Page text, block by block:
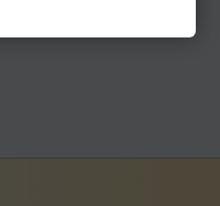
for websitet.